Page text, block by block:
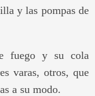
y las pompas de
fuego y su cola
varas, otros, que
a su modo.